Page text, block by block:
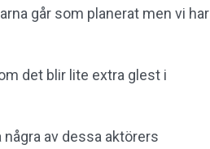
går som planerat men vi har
det blir lite extra glest i
av dessa aktörers